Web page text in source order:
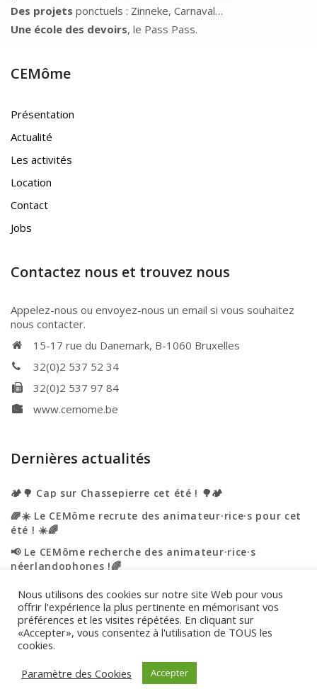
Des projets ponctuels : Zinneke, Carnaval…
Une école des devoirs, le Pass Pass.
CEMôme
Présentation
Actualité
Les activités
Location
Contact
Jobs
Contactez nous et trouvez nous
Appelez-nous ou envoyez-nous un email si vous souhaitez
nous contacter.
15-17 rue du Danemark, B-1060 Bruxelles
32(0)2 537 52 34
32(0)2 537 97 84
www.cemome.be
Dernières actualités
🏕️🌳 Cap sur Chassepierre cet été ! 🌳🏕️
🌈☀️ Le CEMôme recrute des animateur·rice·s pour cet
été ! ☀️🌈
📢 Le CEMôme recherche des animateur·rice·s
néerlandophones !🌈
☀️🌈 L’été s’annonce haut en couleurs au CEMôme ! 🌈
☀️
🎉 Portes ouvertes – On vous accueille ! 🎉
Engagement de confidentialité|Utilisation des cookies
Nous utilisons des cookies sur notre site Web pour vous
offrir l'expérience la plus pertinente en mémorisant vos
préférences et les visites répétées. En cliquant sur
«Accepter», vous consentez à l'utilisation de TOUS les
cookies.
Paramètre des Cookies
Accepter